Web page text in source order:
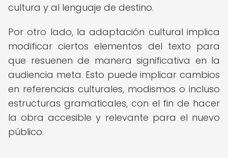
cultura y al lenguaje de destino.
Por otro lado, la adaptación cultural implica
modificar ciertos elementos del texto para
que resuenen de manera significativa en la
audiencia meta. Esto puede implicar cambios
en referencias culturales, modismos o incluso
estructuras gramaticales, con el fin de hacer
la obra accesible y relevante para el nuevo
público.